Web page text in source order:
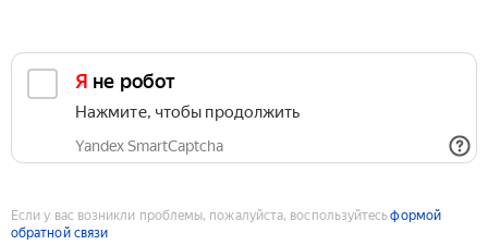
Я не робот
Нажмите, чтобы продолжить
Yandex SmartCaptcha
Если у вас возникли проблемы, пожалуйста, воспользуйтесьформой
обратной связи